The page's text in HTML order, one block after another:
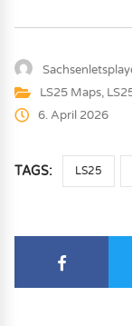
LS25 Maps,
6. April 2026
TAGS: LS25